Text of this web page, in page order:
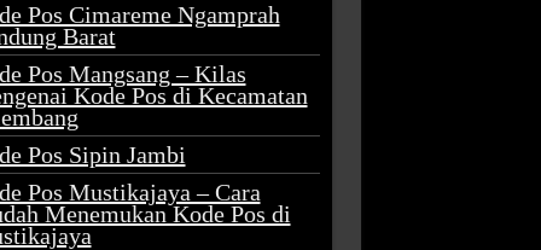
Pos Cimareme Ngamprah
Barat
Pos Mangsang – Kilas
Kode Pos di Kecamatan
Pos Sipin Jambi
Pos Mustikajaya – Cara
Menemukan Kode Pos di